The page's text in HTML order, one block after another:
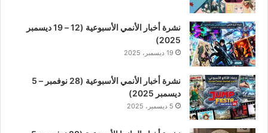
نشرة أخبار الأنمي الأسبوعية (12 – 19 ديسمبر
2025)
19 ديسمبر، 2025
نشرة أخبار الأنمي الأسبوعية (28 نوفمبر – 5
ديسمبر 2025)
5 ديسمبر، 2025